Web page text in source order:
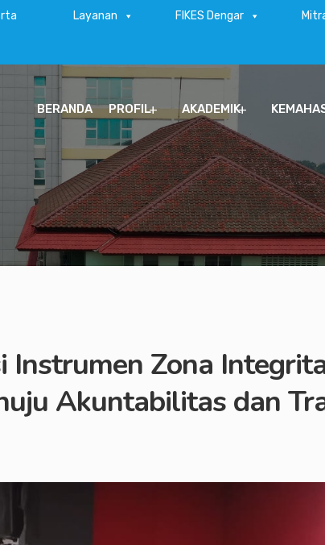
Layanan FIKES Dengar
BERANDA PROFIL AKADEMIK
Instrumen Zona
Akuntabilitas dan